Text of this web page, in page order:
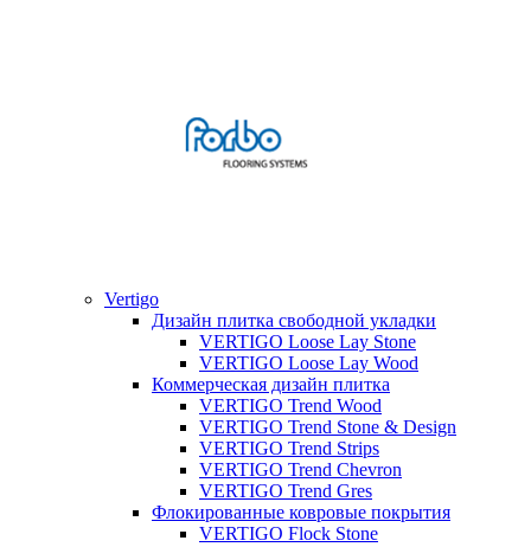
Vertigo
Дизайн плитка свободной укладки
VERTIGO Loose Lay Stone
VERTIGO Loose Lay Wood
Коммерческая дизайн плитка
VERTIGO Trend Wood
VERTIGO Trend Stone & Design
VERTIGO Trend Strips
VERTIGO Trend Chevron
VERTIGO Trend Gres
Флокированные ковровые покрытия
VERTIGO Flock Stone